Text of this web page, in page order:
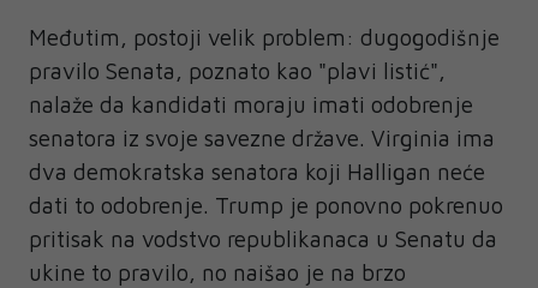
Međutim, postoji velik problem: dugogodišnje
pravilo Senata, poznato kao "plavi listić",
nalaže da kandidati moraju imati odobrenje
senatora iz svoje savezne države. Virginia ima
dva demokratska senatora koji Halligan neće
dati to odobrenje. Trump je ponovno pokrenuo
pritisak na vodstvo republikanaca u Senatu da
ukine to pravilo, no naišao je na brzo